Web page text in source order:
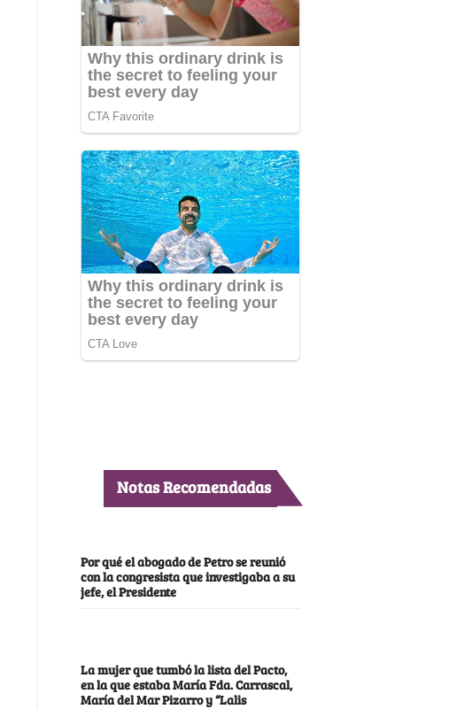
Notas Recomendadas
Por qué el abogado de Petro se reunió
con la congresista que investigaba a su
jefe, el Presidente
La mujer que tumbó la lista del Pacto,
en la que estaba María Fda. Carrascal,
María del Mar Pizarro y “Lalis